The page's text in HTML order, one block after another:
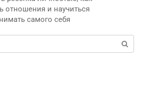
отношения и научиться
самого себя